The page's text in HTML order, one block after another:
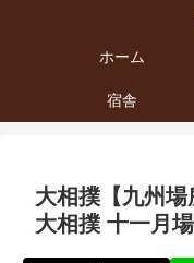
ホーム
宿舎
大相撲【九州場
大相撲 十一月